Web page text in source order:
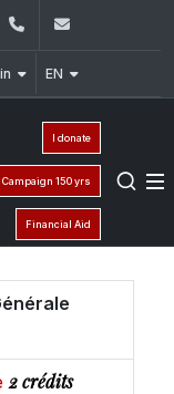
YouTube+961 (1) 421 581
EN
I donate
Campaign 150 yrs
Financial Aid
2 crédits